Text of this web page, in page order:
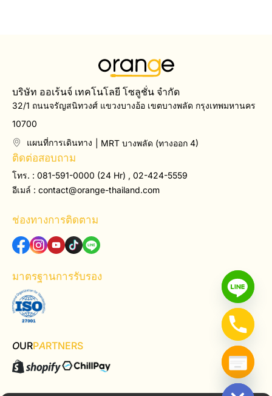
บริษัท ออเร้นจ์ เทคโนโลยี โซลูชั่น จำกัด
32/1 ถนนจรัญสนิทวงศ์ แขวงบางอ้อ เขตบางพลัด กรุงเทพมหานคร
10700
แผนที่การเดินทาง
| MRT บางพลัด (ทางออก 4)
ติดต่อสอบถาม
โทร. : 081-591-0000 (24 Hr) , 02-424-5559
อีเมล์ : contact@orange-thailand.com
ช่องทางการติดตาม
มาตรฐานการรับรอง
OURPARTNERS
Hide chaty